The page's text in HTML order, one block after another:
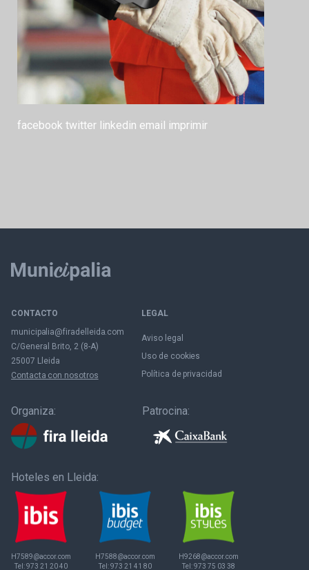
facebook twitter linkedin email imprimir
CONTACTO
municipalia@firadelleida.com
C/General Brito, 2 (8-A)
25007 Lleida
Contacta con nosotros
LEGAL
Aviso legal
Uso de cookies
Política de privacidad
Organiza: Patrocina:
Hoteles en Lleida:
H7589@accor.com
Tel:973 21 20 40
H7588@accor.com
Tel:973 21 41 80
H9268@accor.com
Tel:973 75 03 38